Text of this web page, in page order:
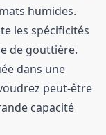
humides.
les spécificités
de gouttière.
dans une
peut-être
capacité